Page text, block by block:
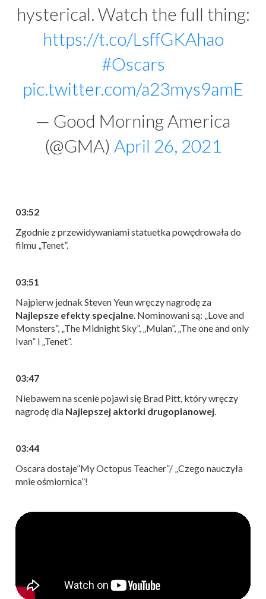
hysterical. Watch the full thing:
https://t.co/LsffGKAhao
#Oscars
pic.twitter.com/a23mys9amE
— Good Morning America
(@GMA) April 26, 2021
03:52
Zgodnie z przewidywaniami statuetka powędrowała do
filmu „Tenet”.
03:51
Najpierw jednak Steven Yeun wręczy nagrodę za
Najlepsze efekty specjalne . Nominowani są: „Love and
Monsters”, „The Midnight Sky”, „Mulan”, „The one and only
Ivan” i „Tenet”.
03:47
Niebawem na scenie pojawi się Brad Pitt, który wręczy
nagrodę dla Najlepszej aktorki drugoplanowej
03:44
Oscara dostaje”My Octopus Teacher”/ „Czego nauczyła
mnie ośmiornica”!